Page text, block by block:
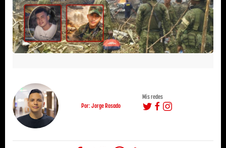
Por: Jorge Rosado
Mis redes